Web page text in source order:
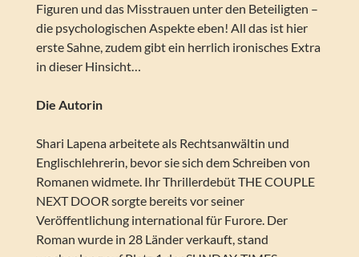
Figuren und das Misstrauen unter den Beteiligten –
die psychologischen Aspekte eben! All das ist hier
erste Sahne, zudem gibt ein herrlich ironisches Extra
in dieser Hinsicht…
Die Autorin
Shari Lapena arbeitete als Rechtsanwältin und
Englischlehrerin, bevor sie sich dem Schreiben von
Romanen widmete. Ihr Thrillerdebüt THE COUPLE
NEXT DOOR sorgte bereits vor seiner
Veröffentlichung international für Furore. Der
Roman wurde in 28 Länder verkauft, stand